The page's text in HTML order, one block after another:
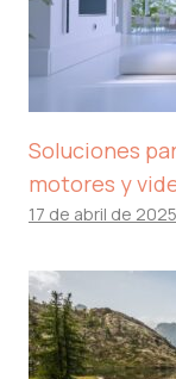
Soluciones
motores y
17 de abril de 2025